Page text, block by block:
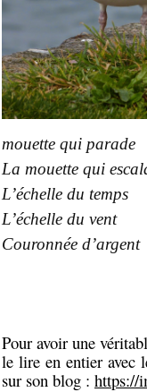
mouette qui parade
La mouette qui
L’échelle du temps
L’échelle du vent
Couronnée d’argent
Pour avoir une
le lire en entier avec
sur son blog : https://